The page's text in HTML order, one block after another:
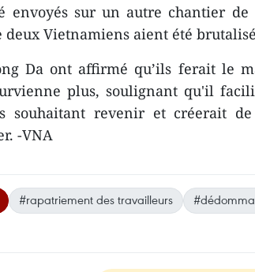
envoyés sur un autre chantier de
deux Vietnamiens aient été
Da ont affirmé qu’ils ferait le
plus, soulignant qu'il
souhaitant ​revenir et créerait
-VNA
#rapatriement des travailleurs